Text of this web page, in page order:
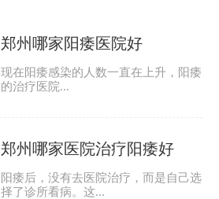
郑州哪家阳痿医院好
现在阳痿感染的人数一直在上升，阳痿
的治疗医院...
郑州哪家医院治疗阳痿好
阳痿后，没有去医院治疗，而是自己选
择了诊所看病。这...